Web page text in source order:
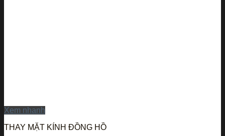
Xem nhanh
THAY MẶT KÍNH ĐỒNG HỒ